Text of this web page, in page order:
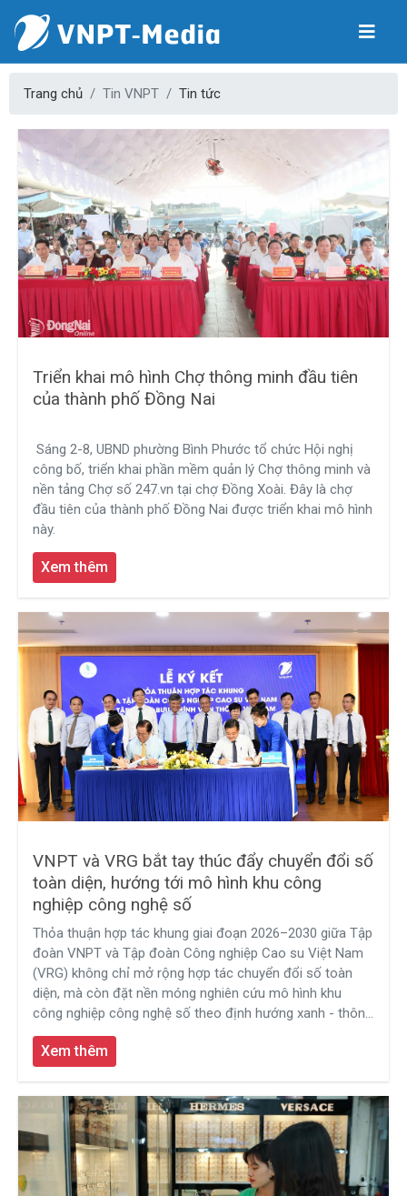
Trang chủ Tin VNPT Tin tức
Triển khai mô hình Chợ thông minh đầu tiên
của thành phố Đồng Nai
Sáng 2-8, UBND phường Bình Phước tổ chức Hội nghị
công bố, triển khai phần mềm quản lý Chợ thông minh và
nền tảng Chợ số 247.vn tại chợ Đồng Xoài. Đây là chợ
đầu tiên của thành phố Đồng Nai được triển khai mô hình
này.
Xem thêm
VNPT và VRG bắt tay thúc đẩy chuyển đổi số
toàn diện, hướng tới mô hình khu công
nghiệp công nghệ số
Thỏa thuận hợp tác khung giai đoạn 2026–2030 giữa Tập
đoàn VNPT và Tập đoàn Công nghiệp Cao su Việt Nam
(VRG) không chỉ mở rộng hợp tác chuyển đổi số toàn
diện, mà còn đặt nền móng nghiên cứu mô hình khu
công nghiệp công nghệ số theo định hướng xanh - thông
minh - hiện đại, góp phần hiện thực hóa các chủ trương
lớn về phát triển khoa học công nghệ, đổi mới sáng tạo
Xem thêm